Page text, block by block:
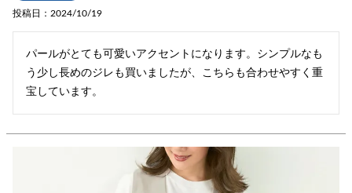
投稿日 2024/10/19
パールがとても可愛いアクセントになります。シンプルなも
う少し長めのジレも買いましたが、こちらも合わせやすく重
宝しています。